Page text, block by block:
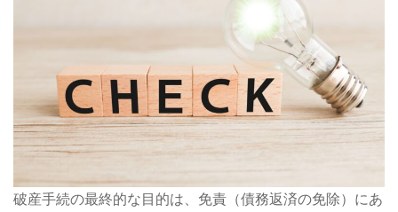
破産手続の最終的な目的は、免責（債務返済の免除）にあ